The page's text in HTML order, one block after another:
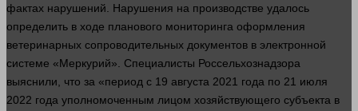
фактах нарушений. Нарушения на производстве удалось
определить в ходе планового мониторинга оформления
ветеринарных сопроводительных документов в электронной
системе «Меркурий». Специалисты Россельхознадзора
выяснили, что за «период с 19 августа 2021 года по 21 июля
2022 года уполномоченным лицом хозяйствующего субъекта в